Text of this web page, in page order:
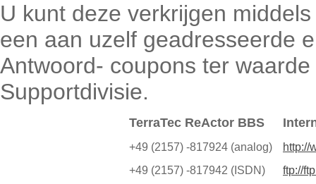
U kunt deze verkrijgen
een aan uzelf geadresseerde
Antwoord- coupons ter
Supportdivisie.
TerraTec ReActor BBS
+49 (2157) -817924 (analog)
http://
+49 (2157) -817942 (ISDN)
ftp://